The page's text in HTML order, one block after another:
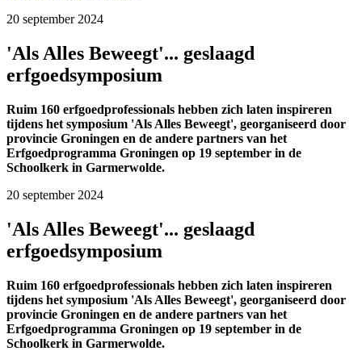
20 september 2024
'Als Alles Beweegt'... geslaagd
erfgoedsymposium
Ruim 160 erfgoedprofessionals hebben zich laten inspireren
tijdens het symposium 'Als Alles Beweegt', georganiseerd door
provincie Groningen en de andere partners van het
Erfgoedprogramma Groningen op 19 september in de
Schoolkerk in Garmerwolde.
20 september 2024
'Als Alles Beweegt'... geslaagd
erfgoedsymposium
Ruim 160 erfgoedprofessionals hebben zich laten inspireren
tijdens het symposium 'Als Alles Beweegt', georganiseerd door
provincie Groningen en de andere partners van het
Erfgoedprogramma Groningen op 19 september in de
Schoolkerk in Garmerwolde.